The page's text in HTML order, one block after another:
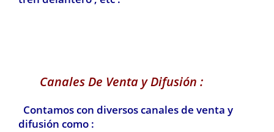
Canales De Venta y Difusión :
Contamos con diversos canales de venta y
difusión como :